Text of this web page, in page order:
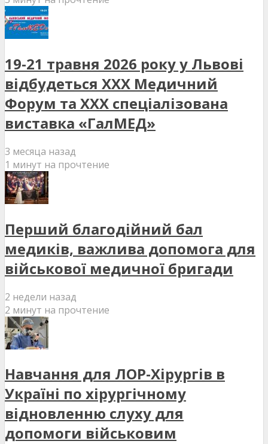
19-21 травня 2026 року у Львові
відбудеться XXX Медичний
Форум та XXX спеціалізована
виставка «ГалМЕД»
3 месяца назад
1 минут на прочтение
Перший благодійний бал
медиків, важлива допомога для
військової медичної бригади
2 недели назад
2 минут на прочтение
Навчання для ЛОР-Хірургів в
Україні по хірургічному
відновленню слуху для
допомоги військовим